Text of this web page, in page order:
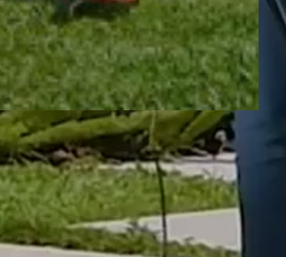
Clique aqui
uso e consumo -Sujeito à tributação estadual